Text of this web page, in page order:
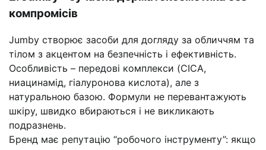
компромісів
Jumby створює засоби для догляду за обличчям та
тілом з акцентом на безпечність і ефективність.
Особливість – передові комплекси (CICA,
ниацинамід, гіалуронова кислота), але з
натуральною базою. Формули не перевантажують
шкіру, швидко вбираються і не викликають
подразнень.
Бренд має репутацію “робочого інструменту”: якщо